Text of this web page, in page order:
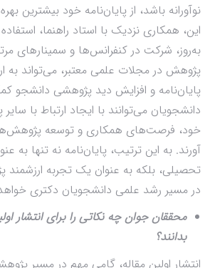
نوآورانه باشد، از پایان‌نامه خود بیشترین بهره
این، همکاری نزدیک با استاد راهنما، استفاده
به‌روز، شرکت در کنفرانس‌ها و سمینارهای
پژوهش در مجلات علمی معتبر، می‌تواند به
پایان‌نامه و افزایش دید پژوهشی دانشجو
دانشجویان می‌توانند با ایجاد ارتباط با
خود، فرصت‌های همکاری و توسعه
آورند. به این ترتیب، پایان‌نامه نه تنها به
تحصیلی، بلکه به عنوان یک تجربه
در مسیر رشد علمی دانشجویان دکتری
محققان جوان چه نکاتی را برای انتشار
بدانند؟
انتشار اولین مقاله، گامی مهم در مسیر